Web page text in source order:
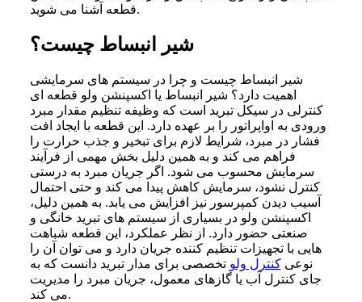
قطعه آشنا می شوید.
شیر انبساط چیست؟
شیر انبساط چیست و چرا در سیستم های سرمایشی
اهمیت دارد؟ شیر انبساط یا اکسپنشن ولو قطعه ای
کنترلی در سیکل تبرید است که وظیفه تنظیم مقدار مبرد
ورودی به اواپراتور را بر عهده دارد. این قطعه با ایجاد افت
فشار در مبرد، شرایط لازم برای تبخیر و جذب حرارت را
فراهم می کند و به همین دلیل بخش مهمی از فرآیند
سرمایش محسوب می شود. اگر جریان مبرد به درستی
کنترل نشود، سرمایش کاهش پیدا می کند و حتی احتمال
آسیب دیدن کمپرسور نیز افزایش می یابد. به همین دلیل،
اکسپنشن ولو در بسیاری از سیستم های تبرید خانگی و
صنعتی حضور دارد. از نظر عملکرد، این قطعه شباهت
هایی با تجهیزات تنظیم کننده جریان دارد و می توان آن را
نوعیکنترل ولو تخصصی برای مدار تبرید دانست که به
جای کنترل آب یا گازهای معمول، جریان مبرد را مدیریت
می کند.